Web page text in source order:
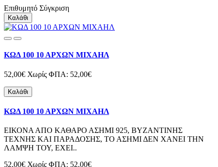
Επιθυμητό Σύγκριση
Καλάθι
ΚΩΔ 100 10 ΑΡΧΩΝ ΜΙΧΑΗΛ
52,00€ Χωρίς ΦΠΑ: 52,00€
Καλάθι
ΚΩΔ 100 10 ΑΡΧΩΝ ΜΙΧΑΗΛ
ΕΙΚΟΝΑ ΑΠΟ ΚΑΘΑΡΟ ΑΣΗΜΙ 925, ΒΥΖΑΝΤΙΝΗΣ
ΤΕΧΝΗΣ ΚΑΙ ΠΑΡΑΔΟΣΗΣ, ΤΟ ΑΣΗΜΙ ΔΕΝ ΧΑΝΕΙ ΤΗΝ
ΛΑΜΨΗ ΤΟΥ, ΕΧΕΙ..
52,00€ Χωρίς ΦΠΑ: 52,00€